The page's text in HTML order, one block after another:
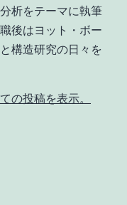
析をテーマに執筆
後はヨット・ボー
構造研究の日々を
の投稿を表示。